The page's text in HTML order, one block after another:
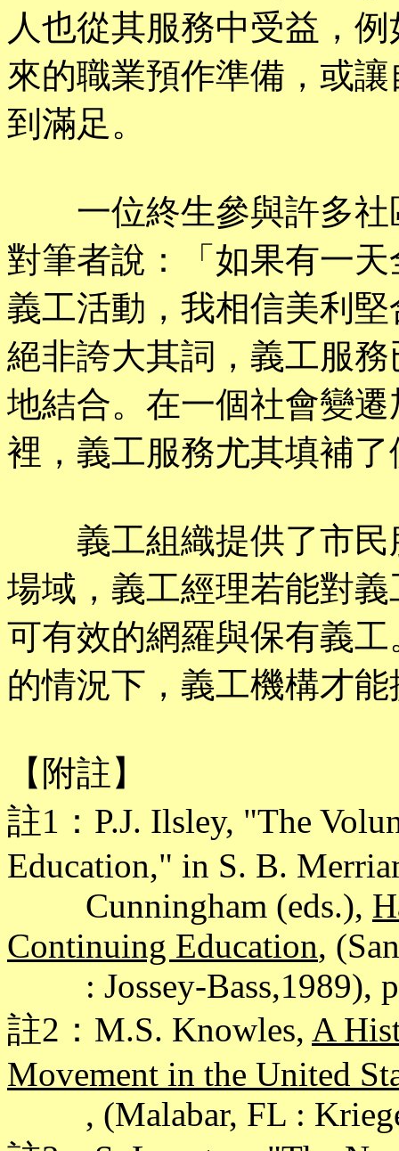
人也從其服務中受益，
來的職業預作準備，或
到滿足。
一位終生參與許多社
對筆者說：「如果有一
義工活動，我相信美利
絕非誇大其詞，義工服
地結合。在一個社會變
裡，義工服務尤其填補
義工組織提供了市民
場域，義工經理若能對
可有效的網羅與保有義
的情況下，義工機構才
【附註】
註1：P.J. Ilsley, "The
Education," in S. B.
Cunningham (eds.),
Continuing Education,
: Jossey-Bass,1989),
註2：M.S. Knowles, A
Movement in the United
, (Malabar, FL :